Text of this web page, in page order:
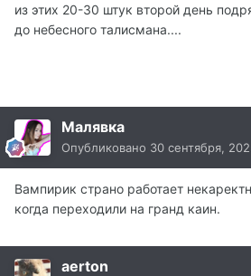
из этих 20-30 штук второй день
до небесного талисмана....
Малявка
Опубликовано 30 сентября,
Вампирик страно работает
когда переходили на гранд каин.
aerton